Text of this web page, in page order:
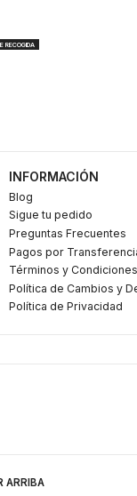
RECOGIDA
INFORMACIÓN
Blog
Sigue tu pedido
Preguntas Frecuentes
Pagos por
Términos y Condiciones
Política de Cambios y
Política de Privacidad
ARRIBA